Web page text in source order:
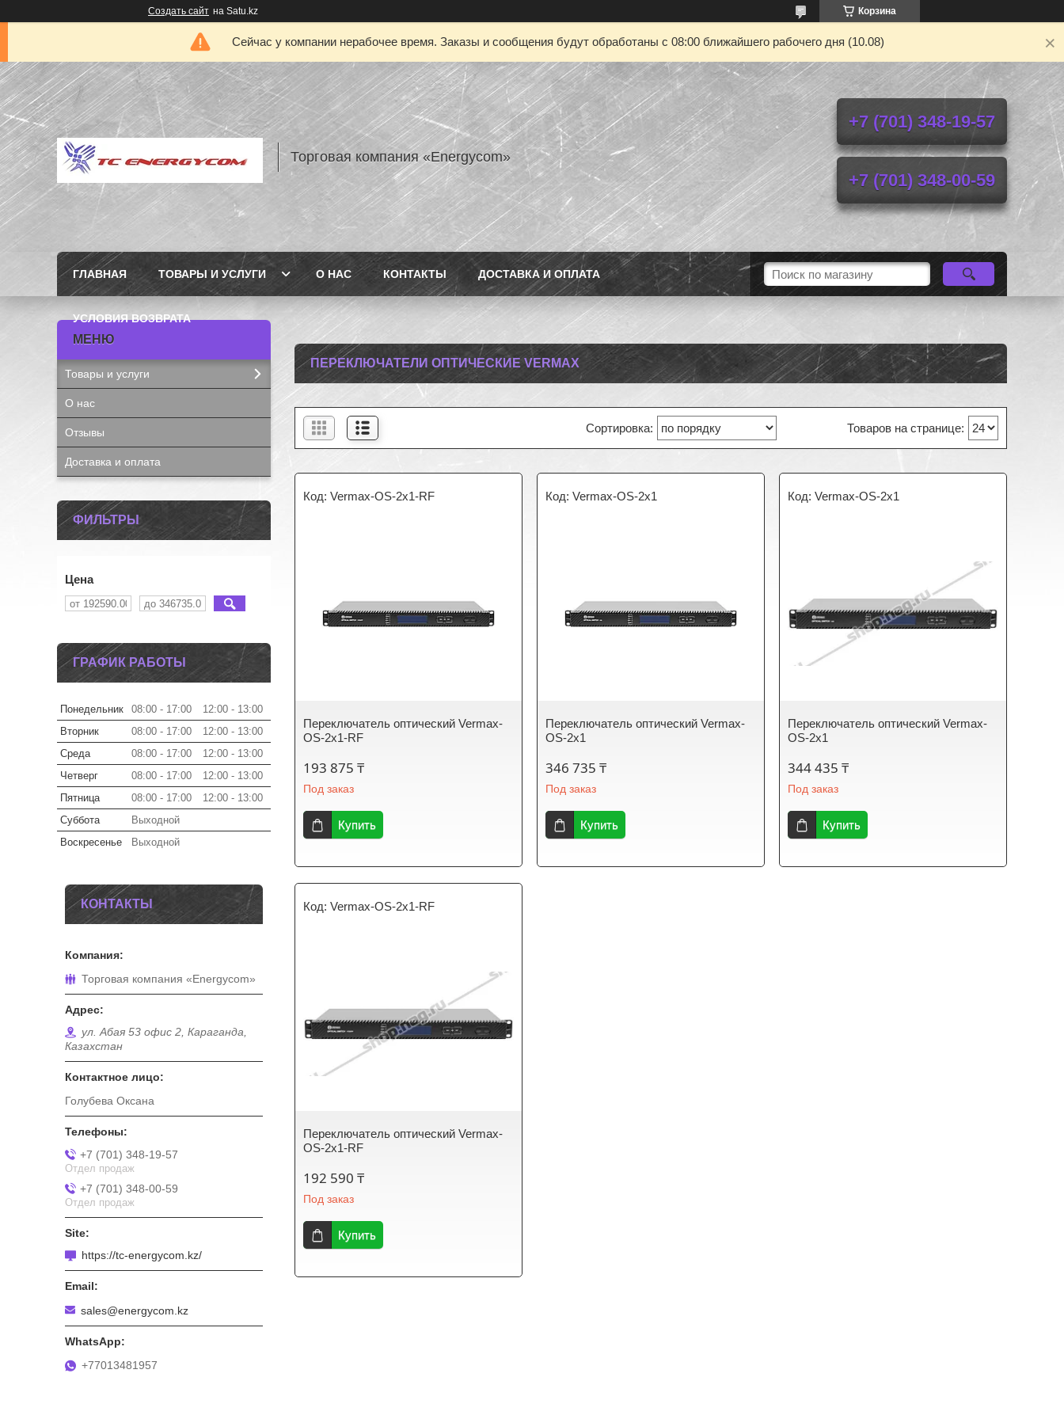
Создать сайт на Satu.kz Корзина
Сейчас у компании нерабочее время. Заказы и сообщения будут обработаны с 08:00 ближайшего рабочего дня (10.08)
Торговая компания «Energycom»
+7 (701) 348-19-57
+7 (701) 348-00-59
ГЛАВНАЯ ТОВАРЫ И УСЛУГИ О НАС КОНТАКТЫ ДОСТАВКА И ОПЛАТА
УСЛОВИЯ ВОЗВРАТА
ПЕРЕКЛЮЧАТЕЛИ ОПТИЧЕСКИЕ VERMAX
Vermax-OS-2x1-RF
Переключатель оптический Vermax-
OS-2x1-RF
193 875 ₸
Под заказ
Купить
Vermax-OS-2x1
Переключатель оптический Vermax-
OS-2x1
346 735 ₸
Под заказ
Купить
Vermax-OS-2x1
Переключатель оптический Vermax-
OS-2x1
344 435 ₸
Под заказ
Купить
Vermax-OS-2x1-RF
Переключатель оптический Vermax-
OS-2x1-RF
192 590 ₸
Под заказ
Купить
Товары и услуги
О нас
Отзывы
Доставка и оплата
ФИЛЬТРЫ
Цена
ГРАФИК РАБОТЫ
Понедельник 08:00 17:00 12:00
13:00
Вторник
08:00 17:00 12:00
13:00
Среда
08:00 17:00 12:00
13:00
Четверг
08:00 17:00 12:00
13:00
Пятница
08:00 17:00 12:00
13:00
Суббота
Выходной
Воскресенье
Выходной
КОНТАКТЫ
Торговая компания «Energycom»
ул. Абая 53 офис 2, Караганда,
Казахстан
Голубева Оксана
+7 (701) 348-19-57
Отдел продаж
+7 (701) 348-00-59
Отдел продаж
https://tc-energycom.kz/
sales@energycom.kz
+77013481957